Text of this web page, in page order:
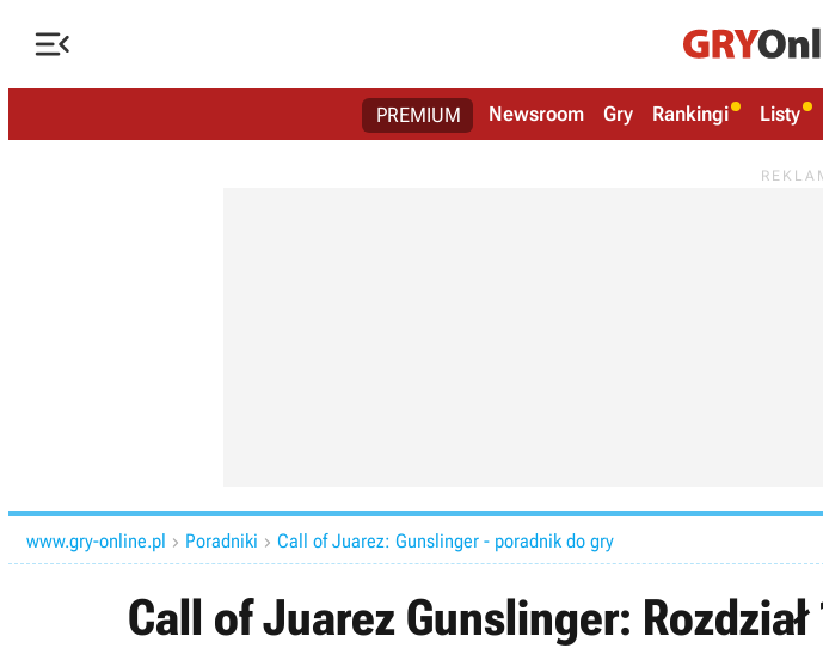

PREMIUM Newsroom Gry Rankingi Listy
www.gry-online.pl  Poradniki  Call of Juarez: Gunslinger - poradnik do gry
Call of Juarez Gunslinger: